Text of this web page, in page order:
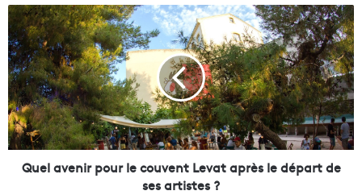
Q
u
e
l
a
v
e
n
i
Quel avenir pour le couvent Levat après le départ de
ses artistes ?